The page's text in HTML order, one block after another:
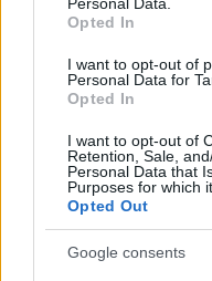
Opted In
I want to opt-out of
Personal Data for
Opted In
I want to opt-out of
Retention, Sale,
Personal Data that
Purposes for which
Opted Out
Google consents
5 anni fa
rossa.
achille lauro
ARTICOLI CORRELATI